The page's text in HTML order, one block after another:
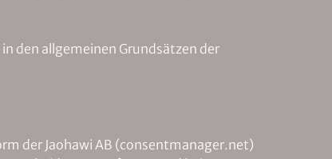
den allgemeinen Grundsätzen der
der Jaohawi AB (consentmanager.net)